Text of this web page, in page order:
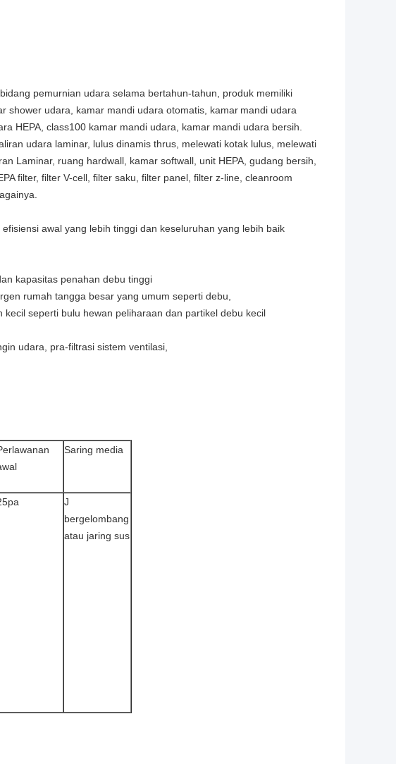
pemurnian udara selama bertahun-tahun, produk memiliki
shower udara, kamar mandi udara otomatis, kamar mandi udara
HEPA, class100 kamar mandi udara, kamar mandi udara bersih.
udara laminar, lulus dinamis thrus, melewati kotak lulus, melewati
Laminar, ruang hardwall, kamar softwall, unit HEPA, gudang bersih,
filter, filter V-cell, filter saku, filter panel, filter z-line, cleanroom
awal yang lebih tinggi dan keseluruhan yang lebih baik
kapasitas penahan debu tinggi
rumah tangga besar yang umum seperti debu,
seperti bulu hewan peliharaan dan partikel debu kecil
udara, pra-filtrasi sistem ventilasi,
Saring media
J
bergelombang
atau jaring sus